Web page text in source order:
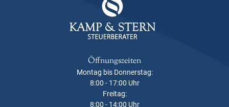
Öffnungszeiten
Montag bis Donnerstag:
8:00 - 17:00 Uhr
Freitag:
8:00 - 14:00 Uhr